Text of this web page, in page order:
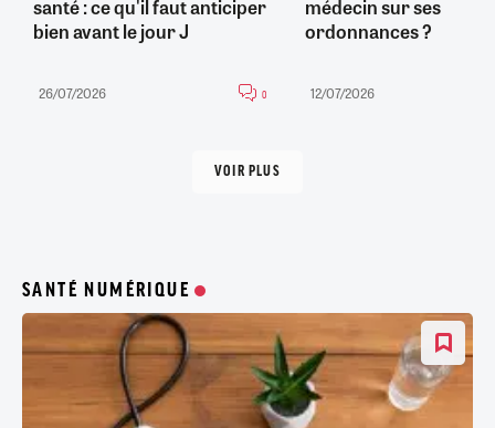
santé : ce qu'il faut anticiper
bien avant le jour J
26/07/2026 0
médecin sur ses
ordonnances ?
12/07/2026
VOIR PLUS
SANTÉ NUMÉRIQUE